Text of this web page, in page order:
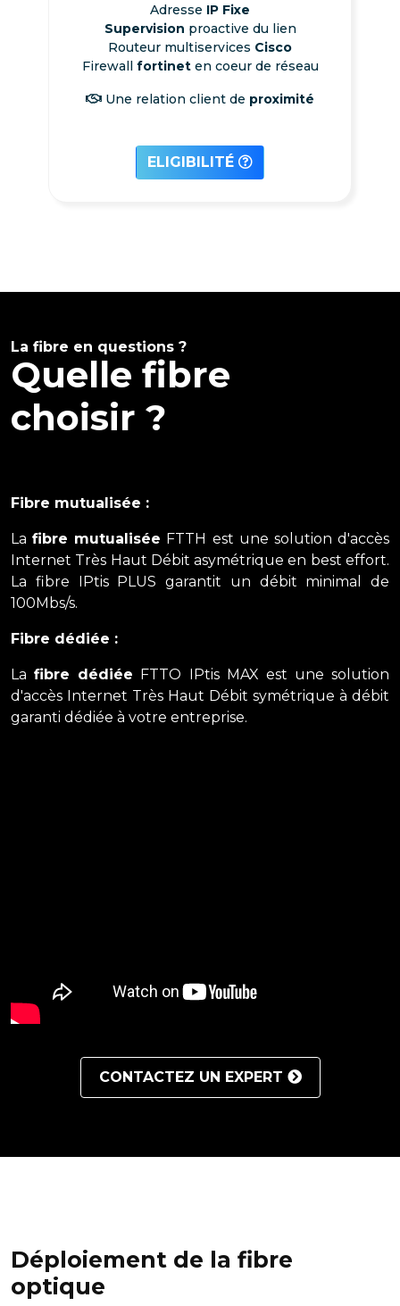
Adresse IP Fixe
Supervision proactive du lien
Routeur multiservices Cisco
Firewall fortineten coeur de réseau
Une relation client de proximité
ELIGIBILITÉ
La fibre en questions ?
Quelle fibre
choisir ?
Fibre mutualisée :
Lafibre mutualisée FTTH est une solution d'accès
Internet Très Haut Débit asymétrique en best effort.
La fibre IPtis PLUS garantit un débit minimal de
100Mbs/s.
Fibre dédiée :
Lafibre dédiée FTTO IPtis MAX est une solution
d'accès Internet Très Haut Débit symétrique à débit
garanti dédiée à votre entreprise.
CONTACTEZ UN EXPERT
Déploiement de la fibre
optique